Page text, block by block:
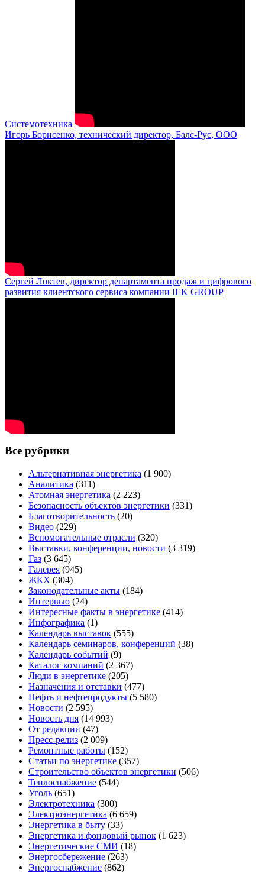
Системотехника
Игорь Борисенко, технический директор, Балс-Рус, ООО
Сергей Локтев, директор департамента продаж и цифрового
развития клиентского сервиса компании IEK GROUP
Все рубрики
Альтернативная энергетика (1 900)
Аналитика (311)
Атомная энергетика (2 223)
Безопасность объектов энергетики (331)
Благотворительность (20)
Видео (229)
Вспомогательные отрасли (320)
Выставки, конференции, новости (3 319)
Газ (3 645)
Галерея (945)
ЖКХ (304)
Законодательные акты (184)
Интервью (24)
Интересные факты в энергетике (414)
Инфографика (1)
Календарь выставок (555)
Календарь семинаров, конференций (38)
Календарь событий (9)
Каталог компаний (2 367)
Люди в энергетике (205)
Назначения и отставки (477)
Нефть и нефтепродукты (5 580)
Новости (2 595)
Новость дня (14 993)
От редакции (47)
Пресс-релиз (2 009)
Ремонтные работы (152)
Статьи по энергетике (357)
Строительство объектов энергетики (506)
Теплоснабжение (544)
Уголь (651)
Электротехника (300)
Электроэнергетика (6 659)
Энергетика в быту (33)
Энергетика и фондовый рынок (1 623)
Энергетические СМИ (18)
Энергосбережение (263)
Энергоснабжение (862)